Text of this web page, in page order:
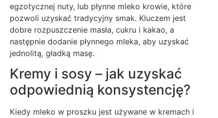
egzotycznej nuty, lub płynne mleko krowie, które
pozwoli uzyskać tradycyjny smak. Kluczem jest
dobre rozpuszczenie masła, cukru i kakao, a
następnie dodanie płynnego mleka, aby uzyskać
jednolitą, gładką masę.
Kremy i sosy – jak uzyskać
odpowiednią konsystencję?
Kiedy mleko w proszku jest używane w kremach i